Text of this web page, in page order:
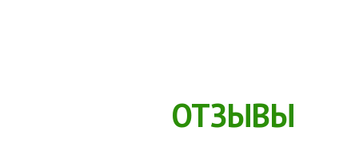
ОТЗЫВЫ